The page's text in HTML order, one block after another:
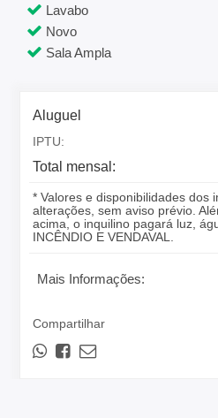
Lavabo
Novo
Sala Ampla
Aluguel
IPTU:
Total mensal:
* Valores e disponibilidades dos
alterações, sem aviso prévio.
acima, o inquilino pagará luz,
INCÊNDIO E VENDAVAL.
Mais Informações:
Compartilhar